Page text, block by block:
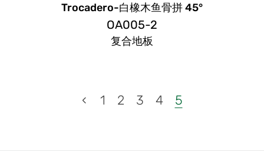
Trocadero-白橡木鱼骨拼 45°
OA005-2
复合地板
‹ 1 2 3 4 5